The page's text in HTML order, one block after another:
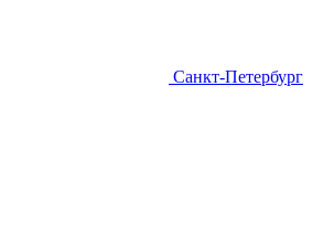
Санкт-Петербург